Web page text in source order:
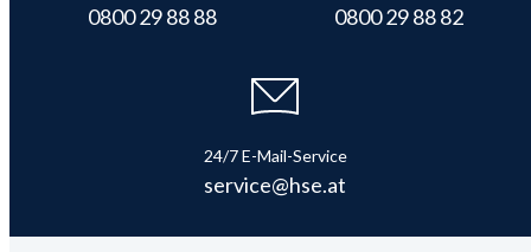
0800 29 88 88 0800 29 88 82
24/7 E-Mail-Service
service@hse.at